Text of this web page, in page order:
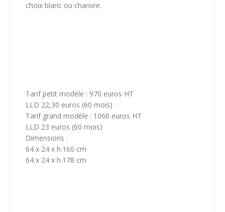
choix blanc ou chanvre.
Tarif petit modèle : 970 euros HT
LLD 22,30 euros (60 mois)
Tarif grand modèle : 1060 euros HT
LLD 23 euros (60 mois)
Dimensions :
64 x 24 x h.160 cm
64 x 24 x h.178 cm